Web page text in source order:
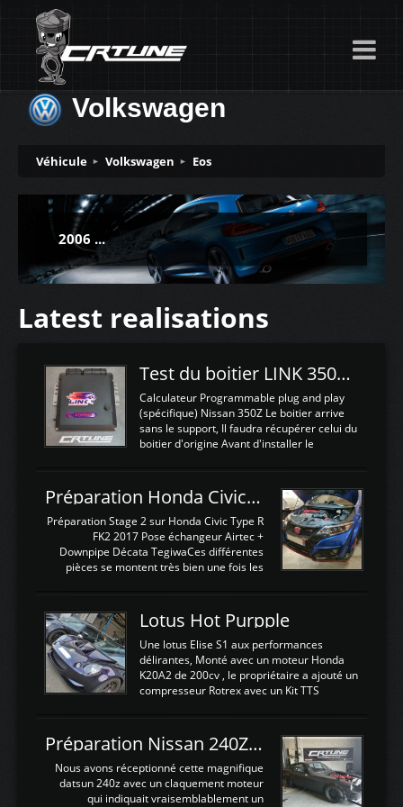
Volkswagen
Véhicule Volkswagen Eos
2006 ...
Latest realisations
Test du boitier LINK 350Z Plugin ECU
Calculateur Programmable plug and play
(spécifique) Nissan 350Z Le boitier arrive
sans le support, Il faudra récupérer celui du
boitier d'origine Avant d'installer le
d'envoyer l'information de la large bande
dans le boitier. sydney sweeney deepfake
La sortie 0-5V de l'afr sera connectée sur
l'entrée AN Volt 8 et GndAN pour
Analogique, et Volt car l'information est une
tension (Pas une résistance variable d'un
est temps de brancher le ...
Préparation Honda Civic Type R FK2
Préparation Stage 2 sur Honda Civic Type R
FK2 2017 Pose échangeur Airtec +
Downpipe Décata TegiwaCes différentes
pièces se montent très bien une fois les
légere découpe du plastique inferieur,
negénant en rien la structure ou le
fonctionnement du fond plat. Une
reprogrammation Stage 2 est faite sur le
calculateur d'origine. Une alternative
économique au passage sur Hondata
d'origine 310cv et 400Nn , Une fois
reprogrammé et les ...
Lotus Hot Purpple
Une lotus Elise S1 aux performances
délirantes, Monté avec un moteur Honda
K20A2 de 200cv , le propriétaire a ajouté un
compresseur Rotrex avec un Kit TTS
d'augmenter la puissance de son moteur:
un watercooler a été ajouté. 300Cv sans
échangeurLa lotus équipée d'un Hondata
Kpro et d'une large bande pour le réglage
Avantages et inconvénients d'un
Préparation Nissan 240Z SR20DET
Nous avons réceptionné cette magnifique
datsun 240z avec un claquement moteur
qui indiquait vraisemblablement un